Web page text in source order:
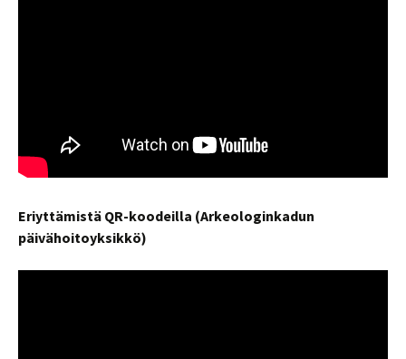
Eriyttämistä QR-koodeilla (Arkeologinkadun
päivähoitoyksikkö)